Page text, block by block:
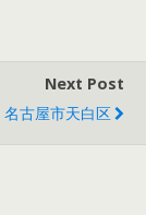
Next Post
名古屋市天白区